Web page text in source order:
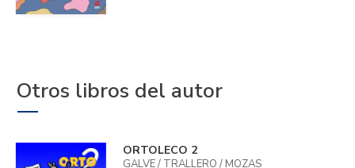
Otros libros del autor
ORTOLECO 2
GALVE / TRALLERO / MOZAS